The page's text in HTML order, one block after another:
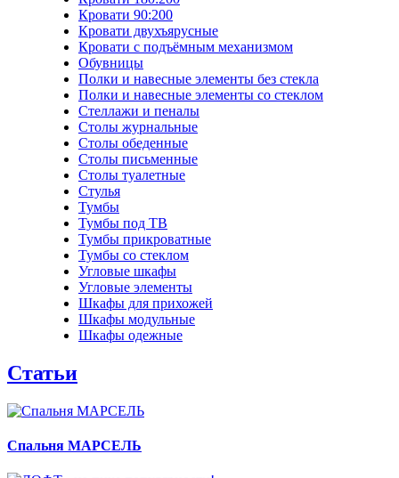
Кровати 90:200
Кровати двухъярусные
Кровати с подъёмным механизмом
Обувницы
Полки и навесные элементы без стекла
Полки и навесные элементы со стеклом
Стеллажи и пеналы
Столы журнальные
Столы обеденные
Столы письменные
Столы туалетные
Стулья
Тумбы
Тумбы под ТВ
Тумбы прикроватные
Тумбы со стеклом
Угловые шкафы
Угловые элементы
Шкафы для прихожей
Шкафы модульные
Шкафы одежные
Статьи
Спальня МАРСЕЛЬ